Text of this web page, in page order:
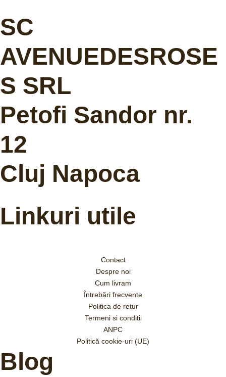
SC
AVENUEDESROSE
S SRL
Petofi Sandor nr.
12
Cluj Napoca
Linkuri utile
Contact
Despre noi
Cum livram
Întrebări frecvente
Politica de retur
Termeni si conditii
ANPC
Politică cookie-uri (UE)
Blog